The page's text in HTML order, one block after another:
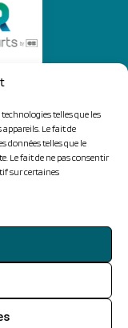
telles que les
Le fait de
données telles que le
Le fait de ne pas consentir
sur certaines
vos